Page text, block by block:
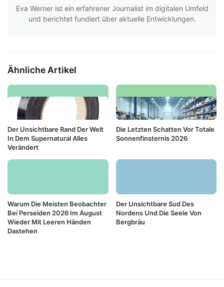
Eva Werner ist ein erfahrener Journalist im digitalen Umfeld
und berichtet fundiert über aktuelle Entwicklungen.
Ähnliche Artikel
Der Unsichtbare Rand Der Welt
In Dem Supernatural Alles
Verändert
Die Letzten Schatten Vor Totale
Sonnenfinsternis 2026
Warum Die Meisten Beobachter
Bei Perseiden 2026 Im August
Wieder Mit Leeren Händen
Dastehen
Der Unsichtbare Sud Des
Nordens Und Die Seele Von
Bergbräu